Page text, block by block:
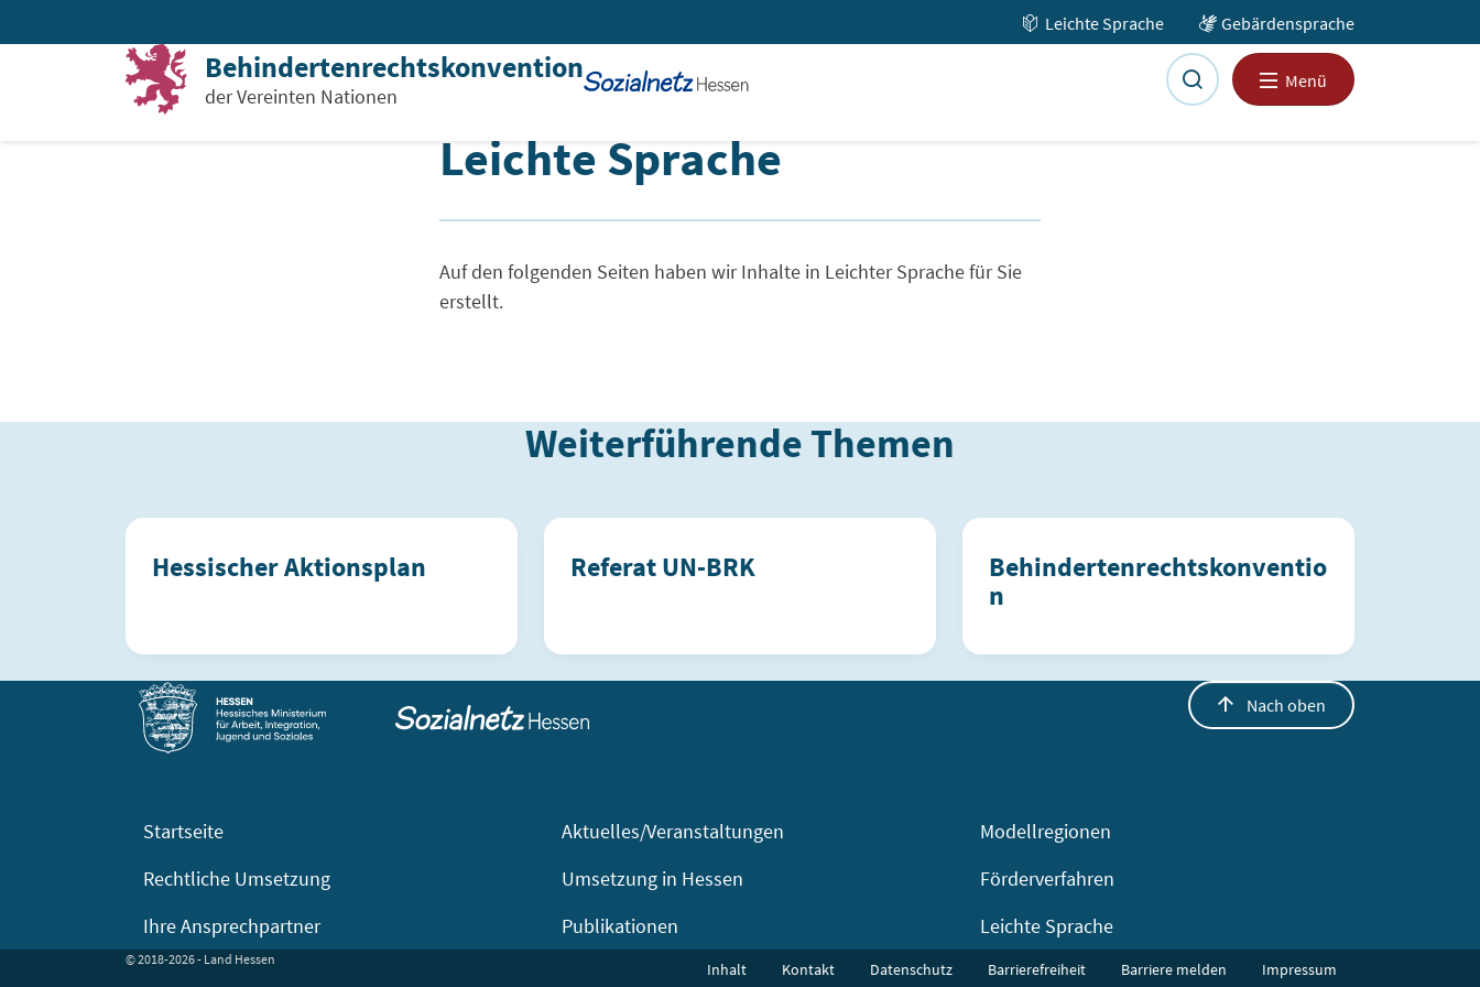
Leichte Sprache Gebärdensprache
Behindertenrechtskonvention
der Vereinten Nationen
Menü
Leichte Sprache
Leichte Sprache
Auf den folgenden Seiten haben wir Inhalte in Leichter Sprache für Sie
erstellt.
Weiterführende Themen
Hessischer Aktionsplan Referat UN-BRK
Behindertenrechtskonventio
n
Startseite Aktuelles/Veranstaltungen
Modellregionen
Rechtliche Umsetzung
Umsetzung in Hessen
Förderverfahren
Ihre Ansprechpartner
Publikationen Leichte Sprache
Nach oben
© 2018-2026 - Land Hessen
Inhalt Kontakt Datenschutz Barrierefreiheit Barriere melden Impressum